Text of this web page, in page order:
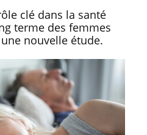
clé dans la santé
terme des femmes
nouvelle étude.